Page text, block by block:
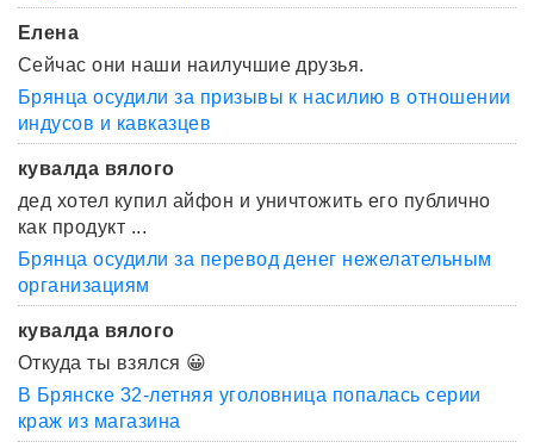
Елена
Сейчас они наши наилучшие друзья.
Брянца осудили за призывы к насилию в отношении
индусов и кавказцев
кувалда вялого
дед хотел купил айфон и уничтожить его публично
как продукт ...
Брянца осудили за перевод денег нежелательным
организациям
кувалда вялого
Откуда ты взялся 😀
В Брянске 32-летняя уголовница попалась серии
краж из магазина